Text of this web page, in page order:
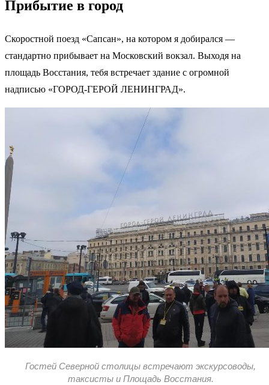
Прибытие в город
Скоростной поезд «Сапсан», на котором я добирался —
стандартно прибывает на Московский вокзал. Выходя на
площадь Восстания, тебя встречает здание с огромной
надписью «ГОРОД-ГЕРОЙ ЛЕНИНГРАД».
Гостей Северной столицы встречают экскурсоводы,
таксисты и Площадь Восстания.